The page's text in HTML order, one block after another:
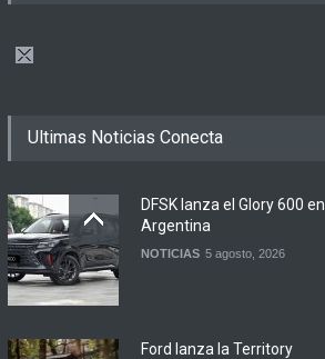
Ultimas Noticias Conecta
DFSK lanza el Glory 600 en
Argentina
NOTICIAS 5 agosto, 2026
Ford lanza la Territory